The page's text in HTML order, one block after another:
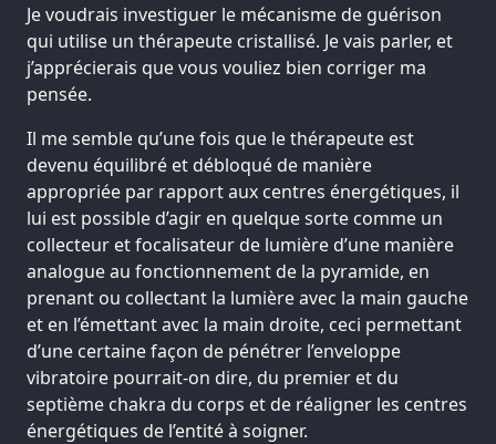
Je voudrais investiguer le mécanisme de guérison
qui utilise un thérapeute cristallisé. Je vais parler, et
j’apprécierais que vous vouliez bien corriger ma
pensée.
Il me semble qu’une fois que le thérapeute est
devenu équilibré et débloqué de manière
appropriée par rapport aux centres énergétiques, il
lui est possible d’agir en quelque sorte comme un
collecteur et focalisateur de lumière d’une manière
analogue au fonctionnement de la pyramide, en
prenant ou collectant la lumière avec la main gauche
et en l’émettant avec la main droite, ceci permettant
d’une certaine façon de pénétrer l’enveloppe
vibratoire pourrait-on dire, du premier et du
septième chakra du corps et de réaligner les centres
énergétiques de l’entité à soigner.